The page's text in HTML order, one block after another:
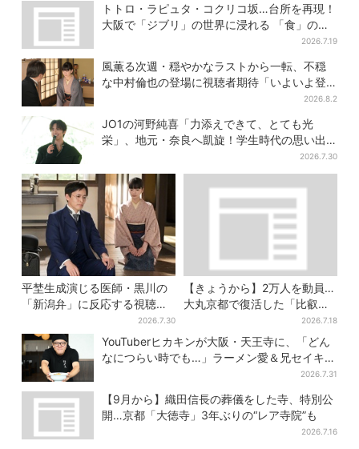
トトロ・ラピュタ・コクリコ坂…台所を再現！
大阪で「ジブリ」の世界に浸れる 「食」の展
2026.7.19
風薫る次週・穏やかなラストから一転、不穏
な中村倫也の登場に視聴者期待「いよいよ登
2026.8.2
JO1の河野純喜「力添えできて、とても光
栄」、地元・奈良へ凱旋！学生時代の思い出
2026.7.30
平埜生成演じる医師・黒川の
「新潟弁」に反応する視聴者
2026.7.30
【きょうから】2万人を動員…
大丸京都で復活した「比叡山
お化け屋敷」、コース延長
で“怖さ”パワーアップ
2026.7.18
YouTuberヒカキンが大阪・天王寺に、「どん
なにつらい時でも…」ラーメン愛＆兄セイキン
2026.7.31
【9月から】織田信長の葬儀をした寺、特別公
開…京都「大徳寺」3年ぶりの“レア寺院”も
2026.7.16